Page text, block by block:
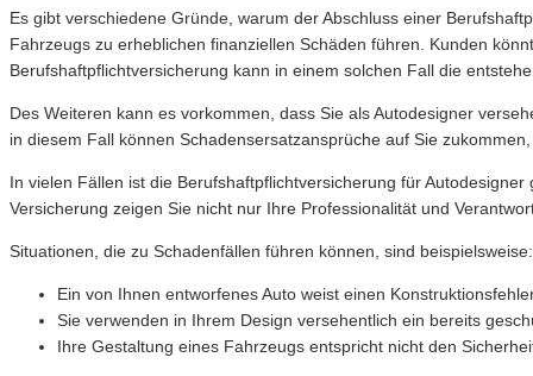
Es gibt verschiedene Gründe, warum der Abschluss einer
Fahrzeugs zu erheblichen finanziellen Schäden führen. Kunden
Berufshaftpflichtversicherung kann in einem solchen Fall die
Des Weiteren kann es vorkommen, dass Sie als Autodesigner
in diesem Fall können Schadensersatzansprüche auf Sie
In vielen Fällen ist die Berufshaftpflichtversicherung für
Versicherung zeigen Sie nicht nur Ihre Professionalität und
Situationen, die zu Schadenfällen führen können, sind beispielsweise:
Ein von Ihnen entworfenes Auto weist einen
Sie verwenden in Ihrem Design versehentlich ein bereits
Ihre Gestaltung eines Fahrzeugs entspricht nicht den